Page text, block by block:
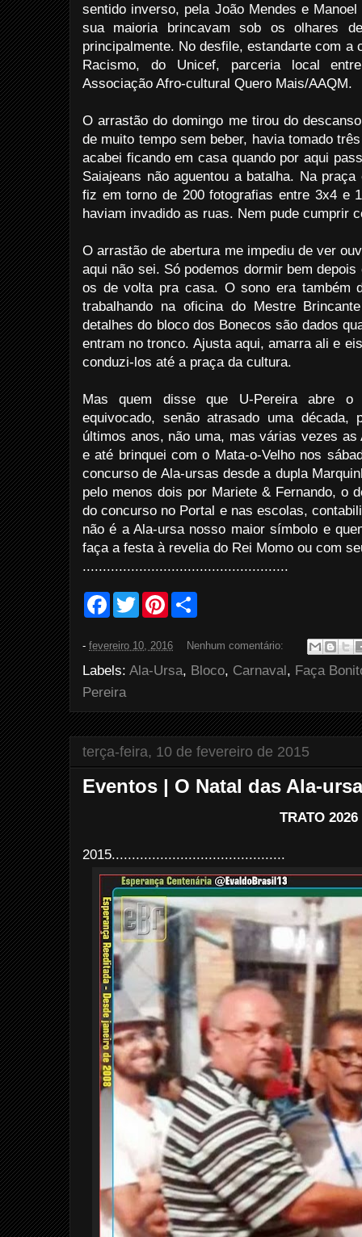
sentido inverso, pela João Mendes e
sua maioria brincavam sob os olhares
principalmente. No desfile, estandarte com a
Racismo, do Unicef, parceria local
Associação Afro-cultural Quero Mais/AAQM.
O arrastão do domingo me tirou do
de muito tempo sem beber, havia tomado
acabei ficando em casa quando por aqui
Saiajeans não aguentou a batalha. Na
fiz em torno de 200 fotografias entre 3x4 e
haviam invadido as ruas. Nem pude cumprir
O arrastão de abertura me impediu de ver
aqui não sei. Só podemos dormir bem
os de volta pra casa. O sono era também
trabalhando na oficina do Mestre
detalhes do bloco dos Bonecos são dados
entram no tronco. Ajusta aqui, amarra ali e
conduzi-los até a praça da cultura.
Mas quem disse que U-Pereira abre o
equivocado, senão atrasado uma
últimos anos, não uma, mas várias vezes
e até brinquei com o Mata-o-Velho nos
concurso de Ala-ursas desde a dupla
pelo menos dois por Mariete & Fernando, o
do concurso no Portal e nas escolas,
não é a Ala-ursa nosso maior símbolo e
faça a festa à revelia do Rei Momo ou com
...................................................
F
b
o
o
k
T
w
t
e
r
P
e
e
e
- fevereiro 10, 2016 Nenhum comentário:
Labels: Ala-Ursa, Bloco, Carnaval, Faça
Pereira
terça-feira, 10 de fevereiro de 2015
Eventos | O Natal das Ala-
TRATO 2026
2015...........................................